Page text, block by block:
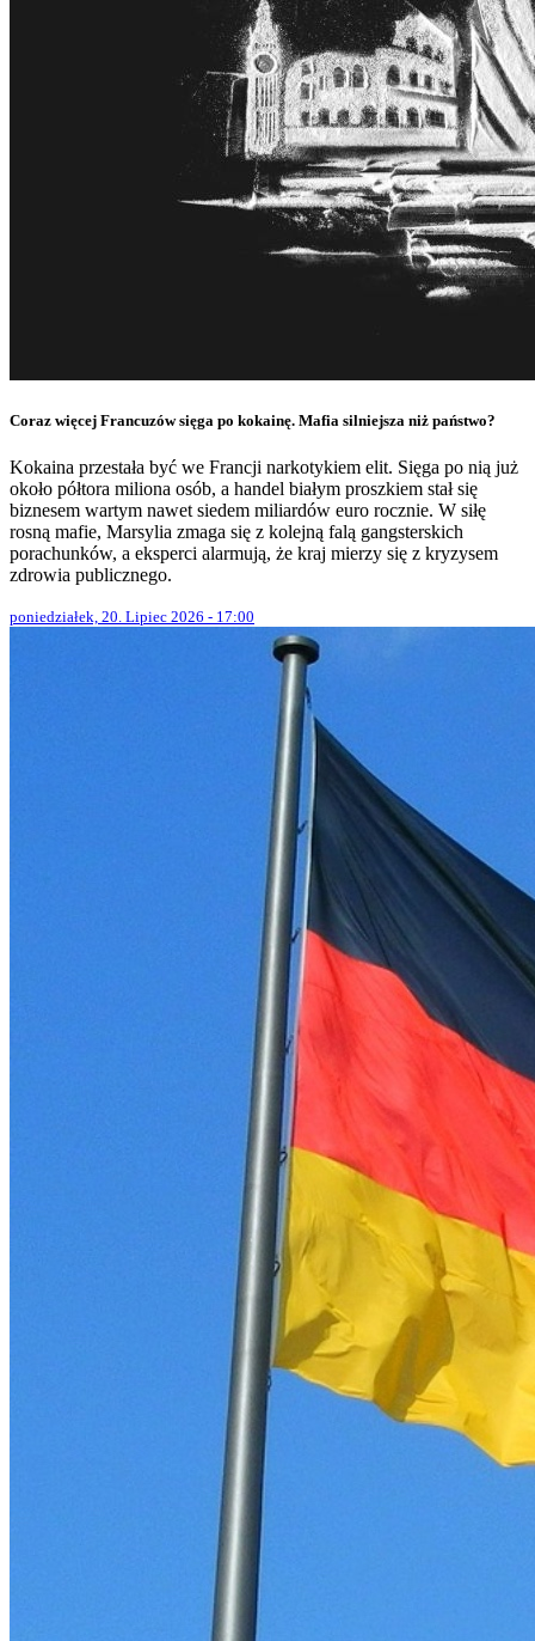
Coraz więcej Francuzów sięga po kokainę. Mafia silniejsza niż państwo?
Kokaina przestała być we Francji narkotykiem elit. Sięga po nią już
około półtora miliona osób, a handel białym proszkiem stał się
biznesem wartym nawet siedem miliardów euro rocznie. W siłę
rosną mafie, Marsylia zmaga się z kolejną falą gangsterskich
porachunków, a eksperci alarmują, że kraj mierzy się z kryzysem
zdrowia publicznego.
poniedziałek, 20. Lipiec 2026 - 17:00